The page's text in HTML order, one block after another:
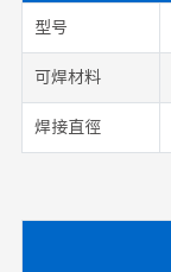
型号
可焊材料
焊接直徑